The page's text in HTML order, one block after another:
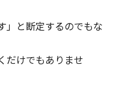
」と断定するのでもな
だけでもありませ